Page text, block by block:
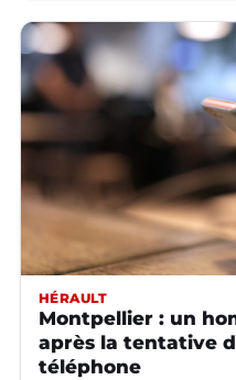
HÉRAULT
Montpellier : un
après la tentative
téléphone